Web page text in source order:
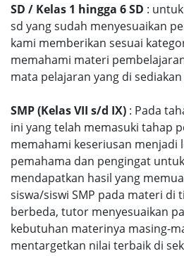
SD / Kelas 1 hingga 6 SD :
sd yang sudah menyesuaikan
kami memberikan sesuai
memahami materi
mata pelajaran yang di
SMP (Kelas VII s/d IX) : Pada
ini yang telah memasuki tahap
memahami keseriusan menjadi
pemahama dan pengingat
mendapatkan hasil yang
siswa/siswi SMP pada materi di
berbeda, tutor menyesuaikan
kebutuhan materinya masing-
mentargetkan nilai terbaik di